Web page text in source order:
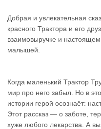
Добрая и увлекательная
красного Трактора и его
взаимовыручке и
малышей.
Когда маленький Трактор
мир про него забыл. Но в
истории герой осознаёт:
Этот рассказ — о заботе,
хуже любого лекарства. А